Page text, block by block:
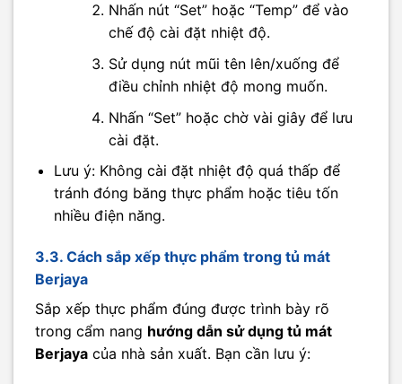
Nhấn nút “Set” hoặc “Temp” để vào
chế độ cài đặt nhiệt độ.
Sử dụng nút mũi tên lên/xuống để
điều chỉnh nhiệt độ mong muốn.
Nhấn “Set” hoặc chờ vài giây để lưu
cài đặt.
Lưu ý: Không cài đặt nhiệt độ quá thấp để
tránh đóng băng thực phẩm hoặc tiêu tốn
nhiều điện năng.
3.3. Cách sắp xếp thực phẩm trong tủ mát
Berjaya
Sắp xếp thực phẩm đúng được trình bày rõ
trong cẩm nang hướng dẫn sử dụng tủ mát
Berjaya của nhà sản xuất. Bạn cần lưu ý: